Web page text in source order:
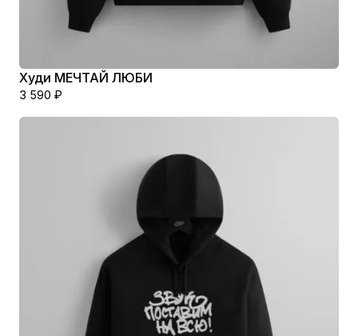
Худи МЕЧТАЙ ЛЮБИ
3 590 ₽